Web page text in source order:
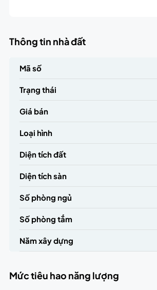
Thông tin nhà đất
Mã số
Trạng thái
Giá bán
Loại hình
Diện tích đất
Diện tích sàn
Số phòng ngủ
Số phòng tắm
Năm xây dựng
Mức tiêu hao năng lượng